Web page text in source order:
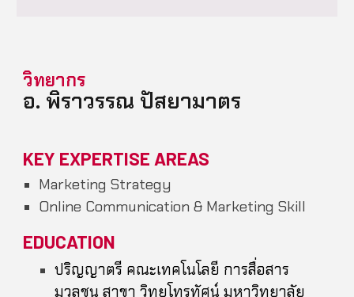
วิทยากร
อ. พิราวรรณ ปัสยามาตร
KEY EXPERTISE AREAS
Marketing Strategy
Online Communication & Marketing Skill
EDUCATION
ปริญญาตรี คณะเทคโนโลยี การสื่อสาร
มวลชน สาขา วิทยุโทรทัศน์ มหาวิทยาลัย